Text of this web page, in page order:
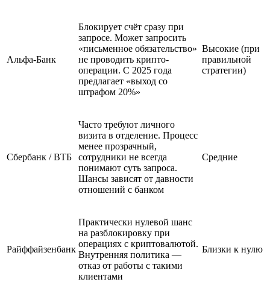
Альфа-Банк
Блокирует счёт сразу при
запросе. Может запросить
«письменное обязательство»
не проводить крипто-
операции. С 2025 года
предлагает «выход со
штрафом 20%»
Высокие (при
правильной
стратегии)
Сбербанк / ВТБ
Часто требуют личного
визита в отделение. Процесс
менее прозрачный,
сотрудники не всегда
понимают суть запроса.
Шансы зависят от давности
отношений с банком
Средние
Райффайзенбанк
Практически нулевой шанс
на разблокировку при
операциях с криптовалютой.
Внутренняя политика —
отказ от работы с такими
клиентами
Близки к нулю